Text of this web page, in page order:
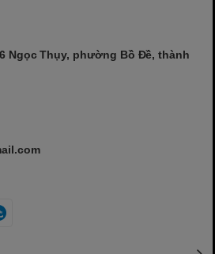
Ngọc Thụy, phường Bồ Đề, thành